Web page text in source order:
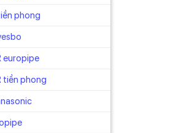
phong
europipe
tiền phong